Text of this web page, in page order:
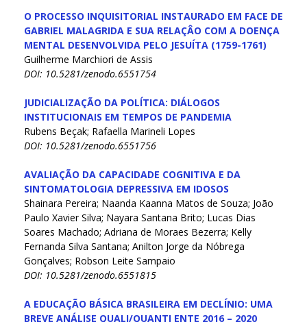
O PROCESSO INQUISITORIAL INSTAURADO EM FACE DE
GABRIEL MALAGRIDA E SUA RELAÇÂO COM A DOENÇA
MENTAL DESENVOLVIDA PELO JESUÍTA (1759-1761)
Guilherme Marchiori de Assis
DOI: 10.5281/zenodo.6551754
JUDICIALIZAÇÃO DA POLÍTICA: DIÁLOGOS
INSTITUCIONAIS EM TEMPOS DE PANDEMIA
Rubens Beçak; Rafaella Marineli Lopes
DOI: 10.5281/zenodo.6551756
AVALIAÇÃO DA CAPACIDADE COGNITIVA E DA
SINTOMATOLOGIA DEPRESSIVA EM IDOSOS
Shainara Pereira; Naanda Kaanna Matos de Souza; João
Paulo Xavier Silva; Nayara Santana Brito; Lucas Dias
Soares Machado; Adriana de Moraes Bezerra; Kelly
Fernanda Silva Santana; Anilton Jorge da Nóbrega
Gonçalves; Robson Leite Sampaio
DOI: 10.5281/zenodo.6551815
A EDUCAÇÃO BÁSICA BRASILEIRA EM DECLÍNIO: UMA
BREVE ANÁLISE QUALI/QUANTI ENTE 2016 – 2020